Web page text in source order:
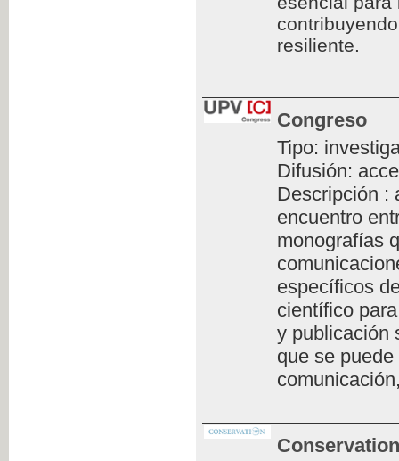
resiliente.
Congreso
Tipo:
Difusión:
Descripción :
encuentro
monografías
específicos
científico
y publicación
que se